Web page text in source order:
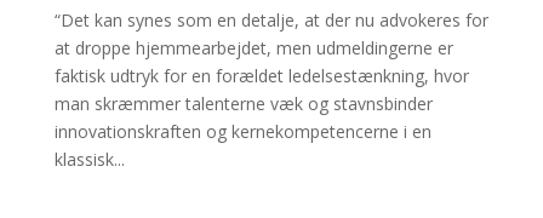
“Det kan synes som en detalje, at der nu advokeres for
at droppe hjemmearbejdet, men udmeldingerne er
faktisk udtryk for en forældet ledelsestænkning, hvor
man skræmmer talenterne væk og stavnsbinder
innovationskraften og kernekompetencerne i en
klassisk...